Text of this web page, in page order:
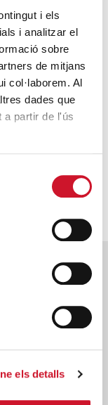
i els
i analitzar el
sobre
de mitjans
col·laborem. Al
dades que
a partir de l'ús
els detalls
que la poesia
. (Francesc,
salvar de la
pot
és digne de
atenent i
a Càritas.
en PDF
correu electrònic